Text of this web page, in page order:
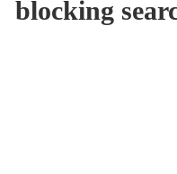
blocking